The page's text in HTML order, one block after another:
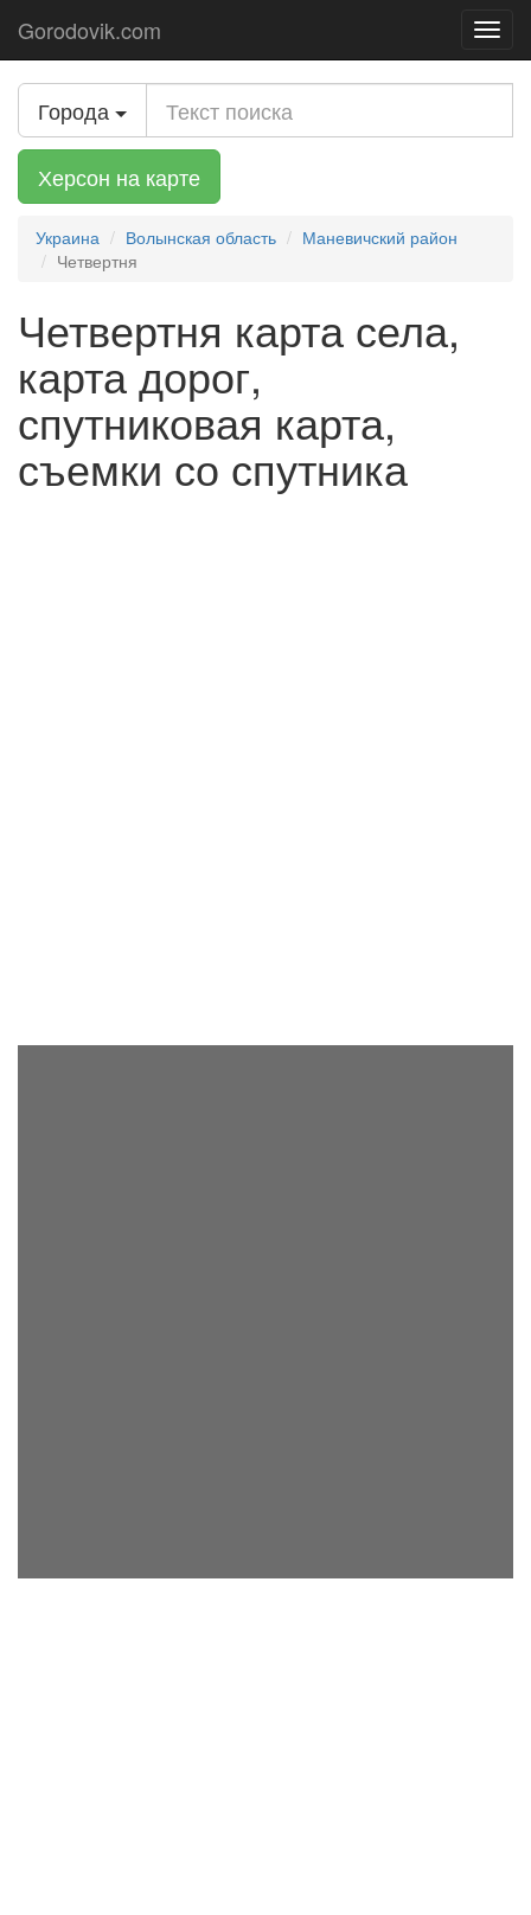
Gorodovik.com
Города
Херсон на карте
Украина Волынская область
Маневичский район
Четвертня
Четвертня карта села,
карта дорог,
спутниковая карта,
съемки со спутника